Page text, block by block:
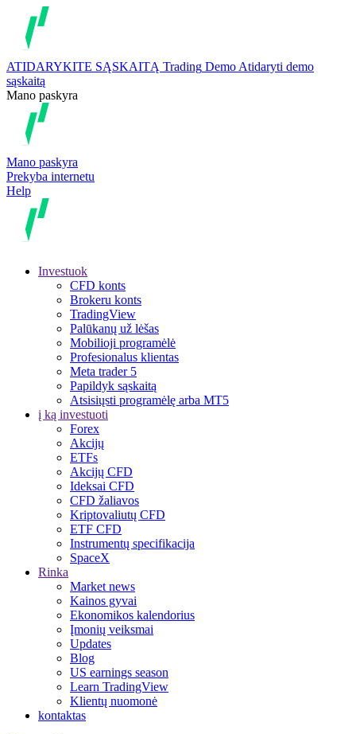
ATIDARYKITE SĄSKAITĄ Trading Demo Atidaryti demo
sąskaitą
Mano paskyra
Mano paskyra
Prekyba internetu
Help
Investuok
CFD konts
Brokeru konts
TradingView
Palūkanų už lėšas
Mobilioji programėlė
Profesionalus klientas
Meta trader 5
Papildyk sąskaitą
Atsisiųsti programėlę arba MT5
į ką investuoti
Forex
Akcijų
ETFs
Akcijų CFD
Ideksai CFD
CFD žaliavos
Kriptovaliutų CFD
ETF CFD
Instrumentų specifikacija
SpaceX
Rinka
Market news
Kainos gyvai
Ekonomikos kalendorius
Įmonių veiksmai
Updates
Blog
US earnings season
Learn TradingView
Klientų nuomonė
kontaktas